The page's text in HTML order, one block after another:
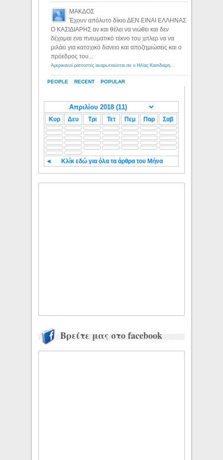
PEOPLE RECENT POPULAR
ΜΑΚΔΟΣ
Έχουν απόλυτο δίκιο ΔΕΝ ΕΙΝΑΙ ΕΛΛΗΝΑΣ
Ο ΚΑΣΙΔΙΑΡΗΣ αν και θέλει να νιώθει και δεν
δέχομαι ενα πνευματικό τέκνο του χιτλερ να να
μιλάει για κατοχικό δανειο και αποζημιώσεις και ο
πρόεδρος του...
Αμερικανοί ρατσιστές αναρωτιούνται αν ο Ηλίας Κασιδιάρης ανήκει στη λευκή φυλή... - Λόγιος Ερμής
Κυρ Δευ Τρι Τετ Πεμ Παρ Σαβ
◄ Κλίκ εδώ για όλα τα άρθρα του Μήνα
Βρείτε μας στο facebook